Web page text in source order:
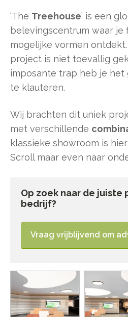
‘The Treehouse’ is een
belevingscentrum waar je
mogelijke vormen
project is niet toevallig
imposante trap heb je
te klauteren.
Wij brachten dit uniek
met verschillende
klassieke showroom is
Scroll maar even naar
Op zoek naar de juiste
bedrijf?
Vraag vrijblijvend om